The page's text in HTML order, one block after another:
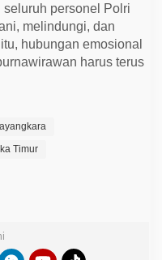
personel Polri
melindungi, dan
hubungan emosional
harus terus
Timur